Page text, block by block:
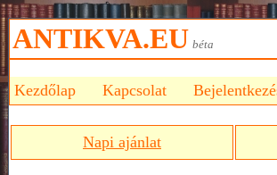
ANTIKVA.EU béta
Kezdőlap Kapcsolat
Napi ajánlat